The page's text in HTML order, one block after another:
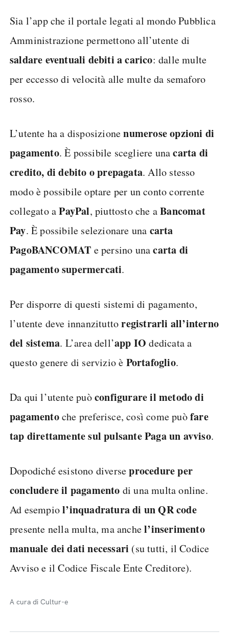
Sia l’app che il portale legati al mondo Pubblica
Amministrazione permettono all’utente di
saldare eventuali debiti a carico: dalle multe
per eccesso di velocità alle multe da semaforo
rosso.
L’utente ha a disposizionenumerose opzioni di
pagamento. È possibile scegliere unacarta di
credito, di debito o prepagata. Allo stesso
modo è possibile optare per un conto corrente
collegato aPayPal, piuttosto che aBancomat
Pay. È possibile selezionare una carta
PagoBANCOMAT e persino unacarta di
pagamento supermercati.
Per disporre di questi sistemi di pagamento,
l’utente deve innanzituttoregistrarli all’interno
del sistema. L’area dell’app IOdedicata a
questo genere di servizio è Portafoglio.
Da qui l’utente puòconfigurare il metodo di
pagamentoche preferisce, così come puòfare
tap direttamente sul pulsante Paga un avviso.
Dopodiché esistono diverseprocedure per
concludere il pagamento di una multa online.
Ad esempiol’inquadratura di un QR code
presente nella multa, ma anchel’inserimento
manuale dei dati necessari (su tutti, il Codice
Avviso e il Codice Fiscale Ente Creditore).
A cura di Cultur-e